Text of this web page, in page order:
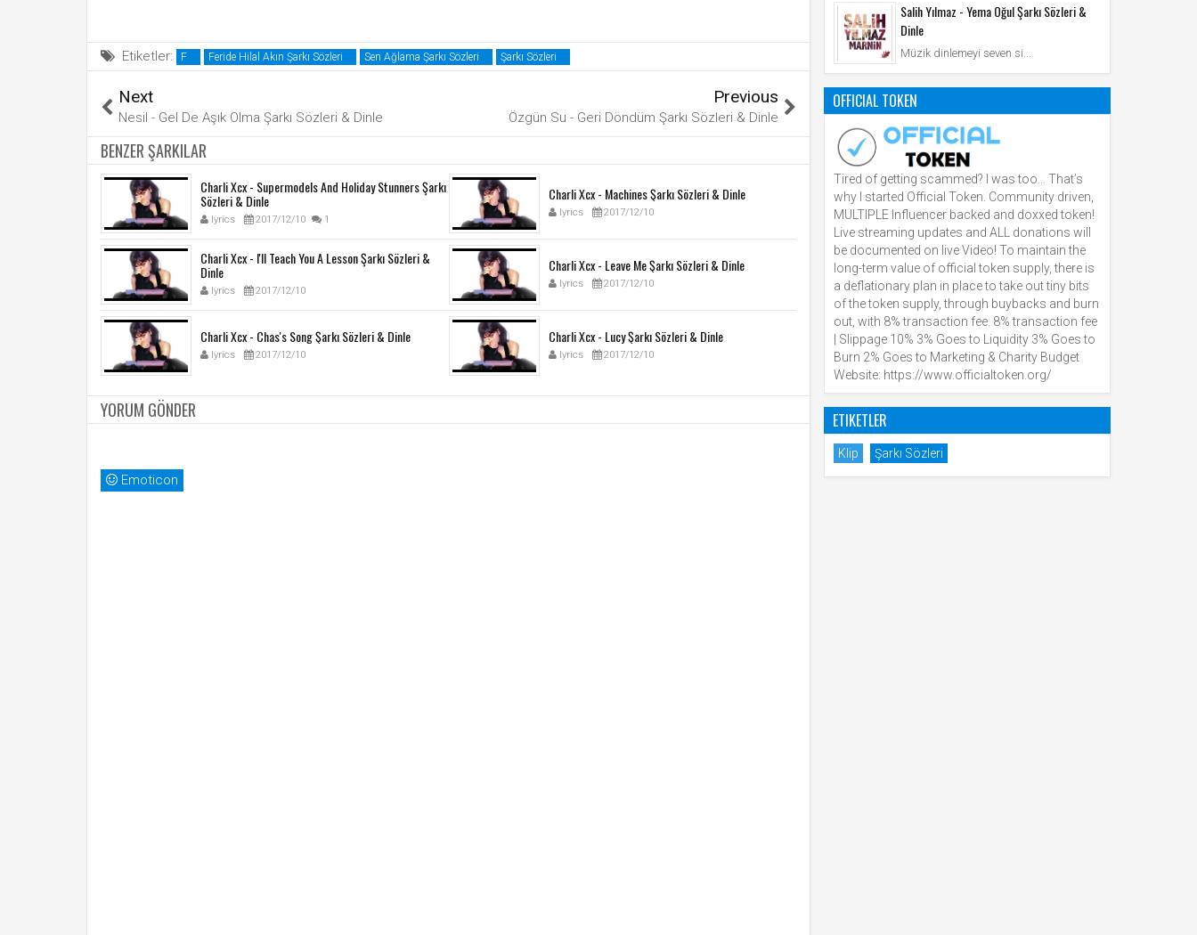
Etiketler: F Feride Hilal Akın Şarkı Sözleri Sen Ağlama Şarkı Sözleri Şarkı Sözleri
Next
Nesil - Gel De Aşık Olma Şarkı Sözleri & Dinle
Previous
Özgün Su - Geri Döndüm Şarkı Sözleri & Dinle
BENZER ŞARKILAR
Charli Xcx - Supermodels And Holiday Stunners Şarkı
Sözleri & Dinle
lyrics 2017/12/10 1
Charli Xcx - Machines Şarkı Sözleri & Dinle
lyrics 2017/12/10
Charli Xcx - I'll Teach You A Lesson Şarkı Sözleri &
Dinle
lyrics 2017/12/10
Charli Xcx - Leave Me Şarkı Sözleri & Dinle
lyrics 2017/12/10
Charli Xcx - Chas's Song Şarkı Sözleri & Dinle
lyrics 2017/12/10
Charli Xcx - Lucy Şarkı Sözleri & Dinle
lyrics 2017/12/10
YORUM GÖNDER
Emoticon
Salih Yılmaz - Yema Oğul Şarkı Sözleri &
Dinle
Müzik dinlemeyi seven si...
OFFICIAL TOKEN
Tired of getting scammed? I was too… That’s
why I started Official Token. Community driven,
MULTIPLE Influencer backed and doxxed token!
Live streaming updates and ALL donations will
be documented on live Video! To maintain the
long-term value of official token supply, there is
a deflationary plan in place to take out tiny bits
of the token supply, through buybacks and burn
out, with 8% transaction fee. 8% transaction fee
| Slippage 10% 3% Goes to Liquidity 3% Goes to
Burn 2% Goes to Marketing & Charity Budget
Website: https://www.officialtoken.org/
ETIKETLER
Klip Şarkı Sözleri